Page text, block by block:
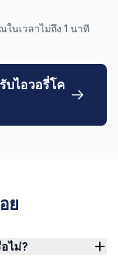
นเวลาไม่ถึง 1 นาที
บไอวอรี่โค
ย
ไม่?